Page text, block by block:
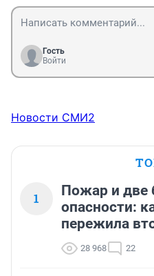
Гость
Войти
Новости СМИ2
1
Пожар и две
опасности:
пережила
28 968 22